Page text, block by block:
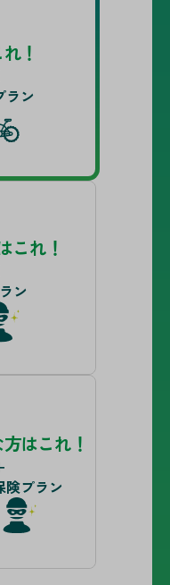
！
ラン
これ！
ン
はこれ！
険プラン